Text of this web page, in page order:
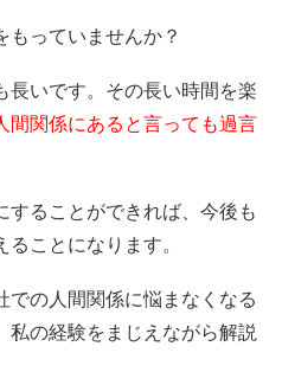
もっていませんか？
長いです。その長い時間を楽
間関係にあると言っても過言
することができれば、今後も
ことになります。
での人間関係に悩まなくなる
私の経験をまじえながら解説